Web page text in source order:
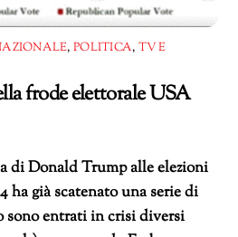
, POLITICA, TV E
frode elettorale USA
di Donald Trump alle elezioni
ha già scatenato una serie di
sono entrati in crisi diversi